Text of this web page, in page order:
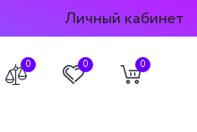
Личный кабинет
0 0 0